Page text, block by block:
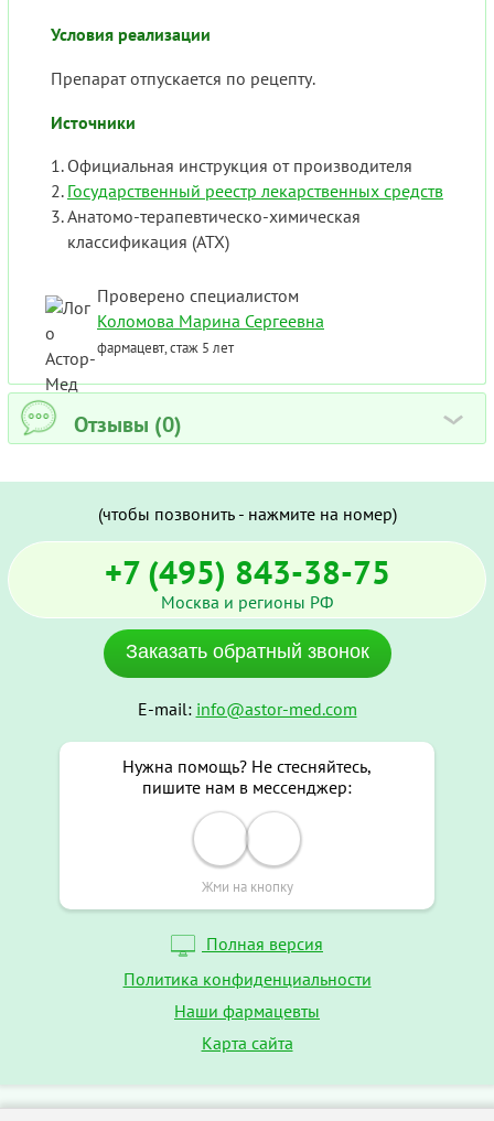
Условия реализации
Препарат отпускается по рецепту.
Источники
Официальная инструкция от производителя
Государственный реестр лекарственных средств
Анатомо-терапевтическо-химическая
классификация (ATX)
Проверено специалистом
Коломова Марина Сергеевна
фармацевт, стаж 5 лет
Отзывы (0) ›
(чтобы позвонить - нажмите на номер)
+7 (495) 843-38-75
Москва и регионы РФ
Заказать обратный звонок
E-mail: info@astor-med.com
Нужна помощь? Не стесняйтесь,
пишите нам в мессенджер:
Жми на кнопку
Полная версия
Политика конфиденциальности
Наши фармацевты
Карта сайта